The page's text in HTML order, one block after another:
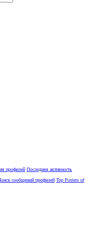
профилей Последняя активность
сообщений профилей Top Posters of